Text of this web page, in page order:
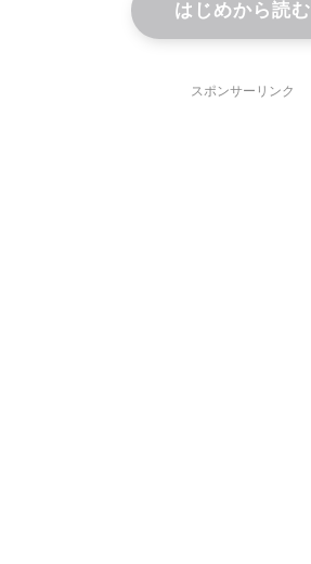
はじめから読む
スポンサーリンク